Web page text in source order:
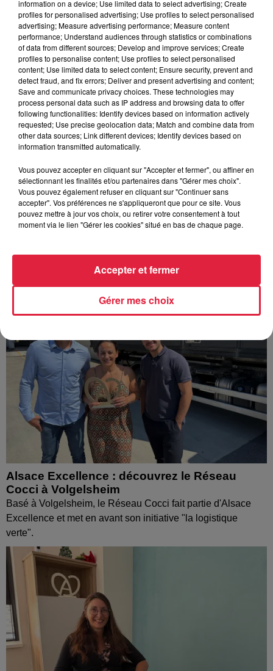
Alsace Excellence : découvrez les Brasseries
Kronenbourg à Obernai
Basées à Obernai, les Brasseries Kronenbourg font partie
"Création et développement de la filière...
Alsace Excellence : découvrez le Réseau
Cocci à Volgelsheim
Basé à Volgelsheim, le Réseau Cocci fait partie d'Alsace
Excellence et met en avant son initiative "la logistique
verte".
information on a device; Use limited data to select advertising; Create
profiles for personalised advertising; Use profiles to select personalised
advertising; Measure advertising performance; Measure content
performance; Understand audiences through statistics or combinations
of data from different sources; Develop and improve services; Create
profiles to personalise content; Use profiles to select personalised
content; Use limited data to select content; Ensure security, prevent and
detect fraud, and fix errors; Deliver and present advertising and content;
Save and communicate privacy choices. These technologies may
process personal data such as IP address and browsing data to offer
following functionalities: Identify devices based on information actively
requested; Use precise geolocation data; Match and combine data from
other data sources; Link different devices; Identify devices based on
information transmitted automatically.
Vous pouvez accepter en cliquant sur "Accepter et fermer", ou affiner en
sélectionnant les finalités et/ou partenaires dans "Gérer mes choix".
Vous pouvez également refuser en cliquant sur "Continuer sans
accepter". Vos préférences ne s'appliqueront que pour ce site. Vous
pouvez mettre à jour vos choix, ou retirer votre consentement à tout
moment via le lien "Gérer les cookies" situé en bas de chaque page.
Gérer mes choix
Accepter et fermer